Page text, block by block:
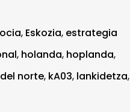
, Eskozia, estrategia
, holanda, hoplanda,
norte, kA03, lankidetza,